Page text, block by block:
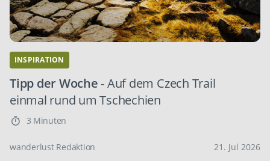
INSPIRATION
Tipp der Woche- Auf dem Czech Trail
einmal rund um Tschechien
3 Minuten
wanderlust Redaktion 21. Jul 2026